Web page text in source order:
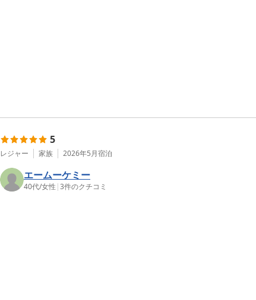
5
レジャー 家族 2026年5月宿泊
エームーケミー
40代/女性 |3件のクチコミ